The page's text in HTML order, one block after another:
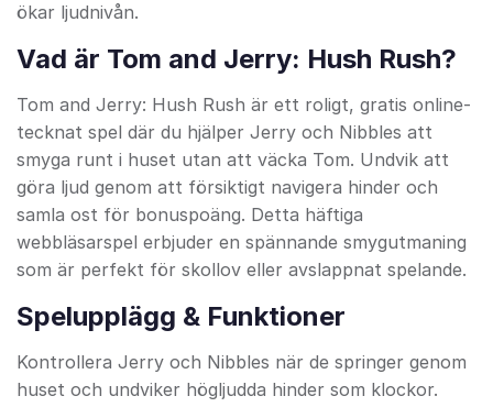
ökar ljudnivån.
Vad är Tom and Jerry: Hush Rush?
Tom and Jerry: Hush Rush är ett roligt, gratis online-
tecknat spel där du hjälper Jerry och Nibbles att
smyga runt i huset utan att väcka Tom. Undvik att
göra ljud genom att försiktigt navigera hinder och
samla ost för bonuspoäng. Detta häftiga
webbläsarspel erbjuder en spännande smygutmaning
som är perfekt för skollov eller avslappnat spelande.
Spelupplägg & Funktioner
Kontrollera Jerry och Nibbles när de springer genom
huset och undviker högljudda hinder som klockor.